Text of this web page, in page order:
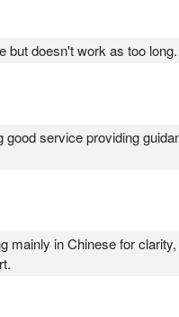
but doesn't work as too
service providing
mainly in Chinese for clarity,